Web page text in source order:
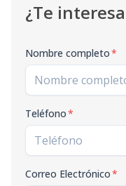
¿Te
Nombre completo*
Teléfono*
Correo Electrónico*